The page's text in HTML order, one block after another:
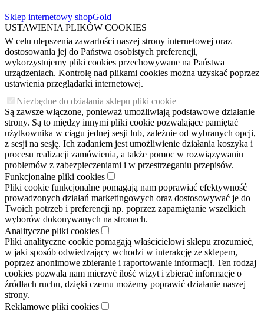
Sklep internetowy shopGold
USTAWIENIA PLIKÓW COOKIES
W celu ulepszenia zawartości naszej strony internetowej oraz
dostosowania jej do Państwa osobistych preferencji,
wykorzystujemy pliki cookies przechowywane na Państwa
urządzeniach. Kontrolę nad plikami cookies można uzyskać poprzez
ustawienia przeglądarki internetowej.
Niezbędne do działania sklepu pliki cookie
Są zawsze włączone, ponieważ umożliwiają podstawowe działanie
strony. Są to między innymi pliki cookie pozwalające pamiętać
użytkownika w ciągu jednej sesji lub, zależnie od wybranych opcji,
z sesji na sesję. Ich zadaniem jest umożliwienie działania koszyka i
procesu realizacji zamówienia, a także pomoc w rozwiązywaniu
problemów z zabezpieczeniami i w przestrzeganiu przepisów.
Funkcjonalne pliki cookies
Pliki cookie funkcjonalne pomagają nam poprawiać efektywność
prowadzonych działań marketingowych oraz dostosowywać je do
Twoich potrzeb i preferencji np. poprzez zapamiętanie wszelkich
wyborów dokonywanych na stronach.
Analityczne pliki cookies
Pliki analityczne cookie pomagają właścicielowi sklepu zrozumieć,
w jaki sposób odwiedzający wchodzi w interakcję ze sklepem,
poprzez anonimowe zbieranie i raportowanie informacji. Ten rodzaj
cookies pozwala nam mierzyć ilość wizyt i zbierać informacje o
źródłach ruchu, dzięki czemu możemy poprawić działanie naszej
strony.
Reklamowe pliki cookies